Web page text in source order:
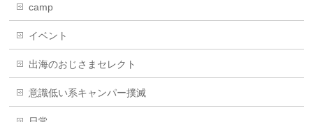
camp
イベント
出海のおじさまセレクト
意識低い系キャンパー撲滅